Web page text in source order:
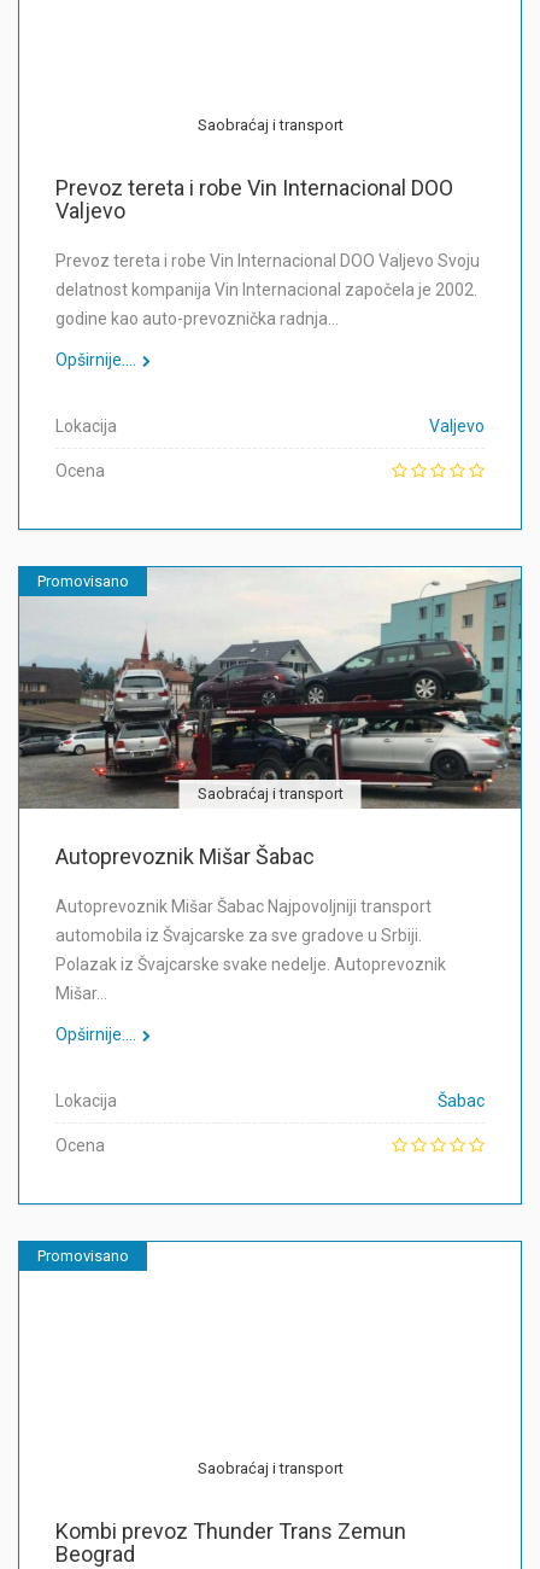
Saobraćaj i transport
Prevoz tereta i robe Vin Internacional DOO
Valjevo
Prevoz tereta i robe Vin Internacional DOO Valjevo Svoju
delatnost kompanija Vin Internacional započela je 2002.
godine kao auto-prevoznička radnja…
Opširnije....
Lokacija Valjevo
Ocena
Promovisano
Saobraćaj i transport
Autoprevoznik Mišar Šabac
Autoprevoznik Mišar Šabac Najpovoljniji transport
automobila iz Švajcarske za sve gradove u Srbiji.
Polazak iz Švajcarske svake nedelje. Autoprevoznik
Mišar…
Opširnije....
Lokacija Šabac
Ocena
Promovisano
Saobraćaj i transport
Kombi prevoz Thunder Trans Zemun
Beograd